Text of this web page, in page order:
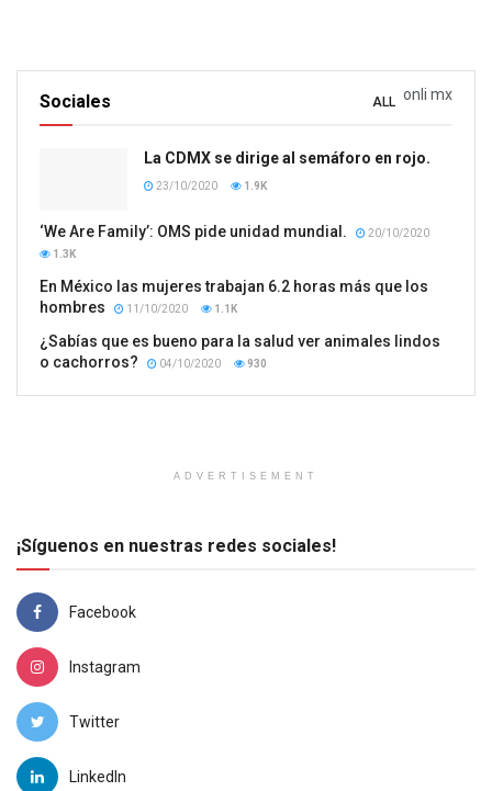
Sociales ALL onli mx
La CDMX se dirige al semáforo en rojo.
23/10/2020 1.9K
‘We Are Family’: OMS pide unidad mundial.
20/10/2020
1.3K
En México las mujeres trabajan 6.2 horas más que los
hombres
11/10/2020 1.1K
¿Sabías que es bueno para la salud ver animales lindos
o cachorros?
04/10/2020 930
ADVERTISEMENT
¡Síguenos en nuestras redes sociales!
Facebook
Instagram
Twitter
LinkedIn